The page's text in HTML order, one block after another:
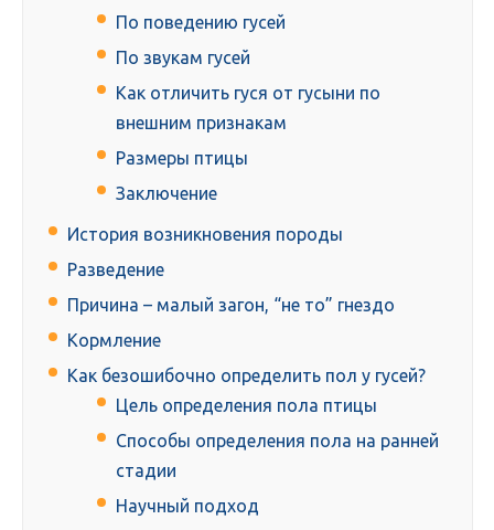
По поведению гусей
По звукам гусей
Как отличить гуся от гусыни по
внешним признакам
Размеры птицы
Заключение
История возникновения породы
Разведение
Причина – малый загон, “не то” гнездо
Кормление
Как безошибочно определить пол у гусей?
Цель определения пола птицы
Способы определения пола на ранней
стадии
Научный подход